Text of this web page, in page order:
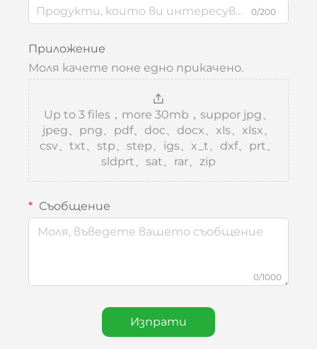
0/200
Приложение
Моля качете поне едно прикачено.
Up to 3 files，more 30mb，suppor jpg、
jpeg、png、pdf、doc、docx、xls、xlsx、
csv、txt、stp、step、igs、x_t、dxf、prt、
sldprt、sat、rar、zip
Съобщение
0/1000
Изпрати